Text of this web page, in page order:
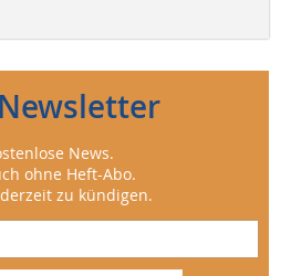
News.
ohne Heft-Abo.
zu kündigen.